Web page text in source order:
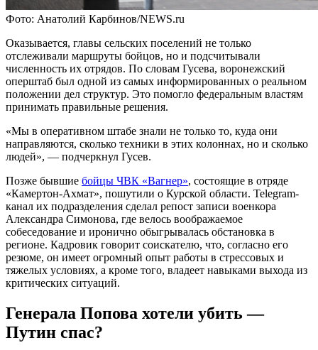
Фото: Анатолий Карбинов/NEWS.ru
Оказывается, главы сельских поселений не только
отслеживали маршруты бойцов, но и подсчитывали
численность их отрядов. По словам Гусева, воронежский
оперштаб был одной из самых информированных о реальном
положении дел структур. Это помогло федеральным властям
принимать правильные решения.
«Мы в оперативном штабе знали не только то, куда они
направляются, сколько техники в этих колоннах, но и сколько
людей», — подчеркнул Гусев.
Позже бывшие бойцы ЧВК «Вагнер», состоящие в отряде
«Камертон-Ахмат», пошутили о Курской области. Telegram-
канал их подразделения сделал репост записи военкора
Александра Симонова, где велось воображаемое
собеседование и иронично обыгрывалась обстановка в
регионе. Кадровик говорит соискателю, что, согласно его
резюме, он имеет огромный опыт работы в стрессовых и
тяжелых условиях, а кроме того, владеет навыками выхода из
критических ситуаций.
Генерала Попова хотели убить —
Путин спас?